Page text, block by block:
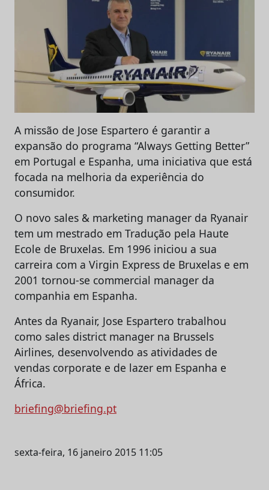
A missão de Jose Espartero é garantir a
expansão do programa “Always Getting Better”
em Portugal e Espanha, uma iniciativa que está
focada na melhoria da experiência do
consumidor.
O novo sales & marketing manager da Ryanair
tem um mestrado em Tradução pela Haute
Ecole de Bruxelas. Em 1996 iniciou a sua
carreira com a Virgin Express de Bruxelas e em
2001 tornou-se commercial manager da
companhia em Espanha.
Antes da Ryanair, Jose Espartero trabalhou
como sales district manager na Brussels
Airlines, desenvolvendo as atividades de
vendas corporate e de lazer em Espanha e
África.
briefing@briefing.pt
sexta-feira, 16 janeiro 2015 11:05